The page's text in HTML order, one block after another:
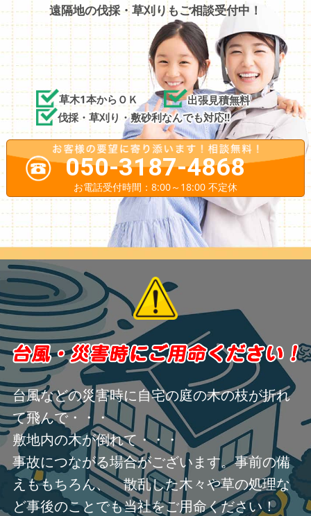
遠隔地の伐採・草刈りもご相談受付中！
草木1本からＯＫ
出張見積無料
伐採・草刈り・敷砂利なんでも対応!!
050-3187-4868
お電話受付時間：8:00～18:00 不定休
台風などの災害時に自宅の庭の木の枝が折れ
て飛んで・・・
敷地内の木が倒れて・・・
事故につながる場合がございます。事前の備
えももちろん、 散乱した木々や草の処理な
ど事後のことでも当社をご用命ください！